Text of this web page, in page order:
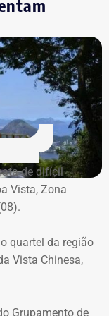
a respeito da morte
Operações
especializados
foram
o
trecho da
chinês da
fica dentro
de difícil
Vista, Zona
quartel da região
Vista Chinesa,
Grupamento de